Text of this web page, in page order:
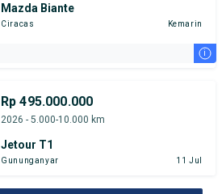
Mazda Biante
Ciracas Kemarin
i
Rp 495.000.000
2026 - 5.000-10.000 km
Jetour T1
Gununganyar 11 Jul